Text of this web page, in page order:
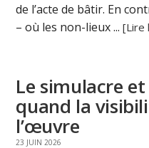
de l’acte de bâtir. En
– où les non-lieux ...[Lire
Le simulacre
quand la
l’œuvre
23 JUIN 2026